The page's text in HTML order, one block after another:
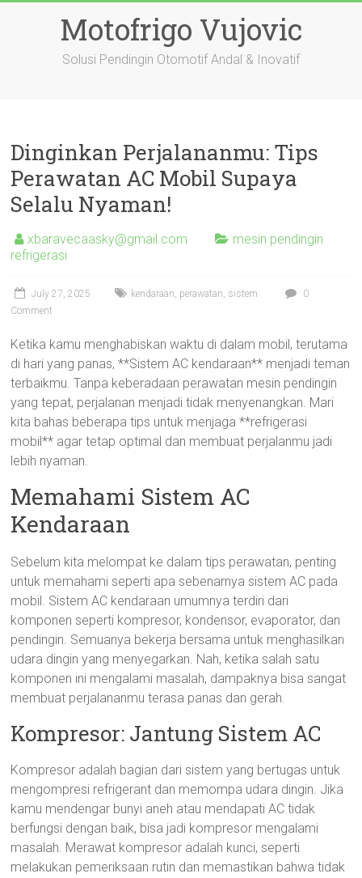
Motofrigo Vujovic
Solusi Pendingin Otomotif Andal & Inovatif
Dinginkan Perjalananmu: Tips
Perawatan AC Mobil Supaya
Selalu Nyaman!
xbaravecaasky@gmail.com
mesin pendingin
refrigerasi
July 27, 2025 kendaraan, perawatan, sistem
0
Comment
Ketika kamu menghabiskan waktu di dalam mobil, terutama
di hari yang panas, **Sistem AC kendaraan** menjadi teman
terbaikmu. Tanpa keberadaan perawatan mesin pendingin
yang tepat, perjalanan menjadi tidak menyenangkan. Mari
kita bahas beberapa tips untuk menjaga **refrigerasi
mobil** agar tetap optimal dan membuat perjalanmu jadi
lebih nyaman.
Memahami Sistem AC
Kendaraan
Sebelum kita melompat ke dalam tips perawatan, penting
untuk memahami seperti apa sebenarnya sistem AC pada
mobil. Sistem AC kendaraan umumnya terdiri dari
komponen seperti kompresor, kondensor, evaporator, dan
pendingin. Semuanya bekerja bersama untuk menghasilkan
udara dingin yang menyegarkan. Nah, ketika salah satu
komponen ini mengalami masalah, dampaknya bisa sangat
membuat perjalananmu terasa panas dan gerah.
Kompresor: Jantung Sistem AC
Kompresor adalah bagian dari sistem yang bertugas untuk
mengompresi refrigerant dan memompa udara dingin. Jika
kamu mendengar bunyi aneh atau mendapati AC tidak
berfungsi dengan baik, bisa jadi kompresor mengalami
masalah. Merawat kompresor adalah kunci, seperti
melakukan pemeriksaan rutin dan memastikan bahwa tidak